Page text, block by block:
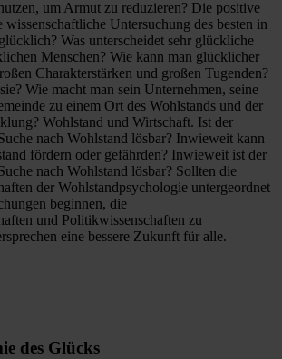
um Armut zu reduzieren? Die positive
wissenschaftliche Untersuchung des besten in
Was unterscheidet sehr glückliche
Menschen? Wie kann man glücklicher
Charakterstärken und großen Tugenden?
Wie macht man sein Unternehmen, seine
zu einem Ort des Wohlstands und der
Wohlstand und Wirtschaft. Ist der
nach Wohlstand lösbar? Inwieweit kann
fördern oder gefährden? Inwieweit ist der
nach Wohlstand lösbar? Sollten die
der Wohlstandpsychologie untergeordnet
beginnen, die
und Politikwissenschaften zu
eine bessere Zukunft für alle.
des Glücks